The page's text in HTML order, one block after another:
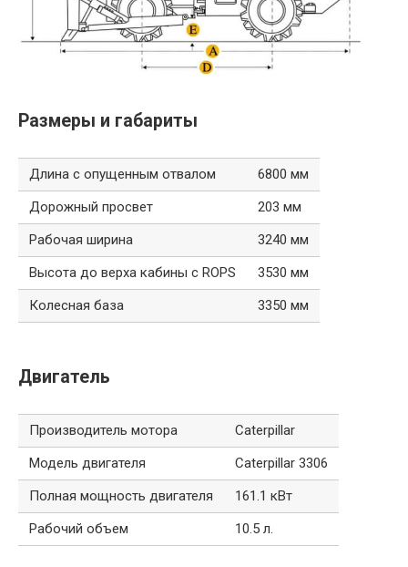
Размеры и габариты
Длина с опущенным отвалом
6800 мм
Дорожный просвет
203 мм
Рабочая ширина
3240 мм
Высота до верха кабины с ROPS
3530 мм
Колесная база
3350 мм
Двигатель
Производитель мотора
Caterpillar
Модель двигателя
Caterpillar 3306
Полная мощность двигателя
161.1 кВт
Рабочий объем
10.5 л.